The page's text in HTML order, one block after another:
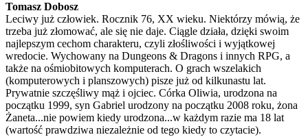
Tomasz Dobosz
Leciwy już człowiek. Rocznik 76, XX wieku. Niektórzy mówią, że
trzeba już złomować, ale się nie daje. Ciągle działa, dzięki swoim
najlepszym cechom charakteru, czyli złośliwości i wyjątkowej
wredocie. Wychowany na Dungeons & Dragons i innych RPG, a
także na ośmiobitowych komputerach. O grach wszelakich
(komputerowych i planszowych) pisze już od kilkunastu lat.
Prywatnie szczęśliwy mąż i ojciec. Córka Oliwia, urodzona na
początku 1999, syn Gabriel urodzony na początku 2008 roku, żona
Żaneta...nie powiem kiedy urodzona...w każdym razie ma 18 lat
(wartość prawdziwa niezależnie od tego kiedy to czytacie).